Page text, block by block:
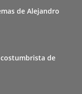
de Alejandro
de